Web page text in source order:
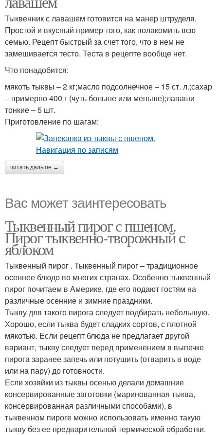
Тыквенник с лавашем готовится на манер штруделя.
Простой и вкусный пример того, как полакомить всю
семью. Рецепт быстрый за счет того, что в нем не
замешивается тесто. Теста в рецепте вообще нет.
Что понадобится:
мякоть тыквы – 2 кг;масло подсолнечное – 15 ст. л.;сахар
– примерно 400 г (чуть больше или меньше);лаваши
тонкие – 5 шт.
Приготовление по шагам:
читать дальше →
Вас может заинтересовать
Тыквенный пирог с пшеном.
Пирог тыквенно-творожный с
яблоком
Тыквенный пирог . Тыквенный пирог – традиционное
осеннее блюдо во многих странах. Особенно тыквенный
пирог почитаем в Америке, где его подают гостям на
различные осенние и зимние праздники.
Тыкву для такого пирога следует подбирать небольшую.
Хорошо, если тыква будет сладких сортов, с плотной
мякотью. Если рецепт блюда не предлагает другой
вариант, тыкву следует перед применением в выпечке
пирога заранее запечь или потушить (отварить в воде
или на пару) до готовности.
Если хозяйки из тыквы осенью делали домашние
консервированные заготовки (маринованная тыква,
консервированная различными способами), в
тыквенном пироге можно использовать именно такую
тыкву без ее предварительной термической обработки.